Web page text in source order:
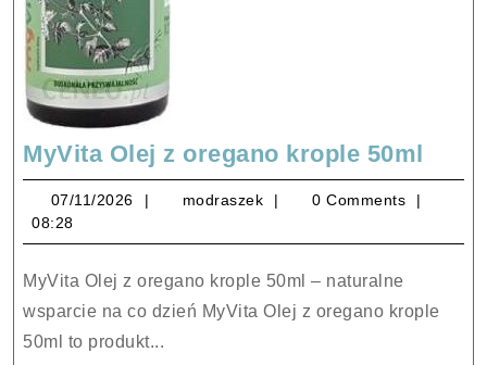
MyVita Olej z oregano krople 50ml
Olej
07/11/2026 07/11/2026
modraszek modraszek
0 Comments
08:28
MyVita Olej z oregano krople 50ml – naturalne
wsparcie na co dzień MyVita Olej z oregano krople
50ml to produkt...